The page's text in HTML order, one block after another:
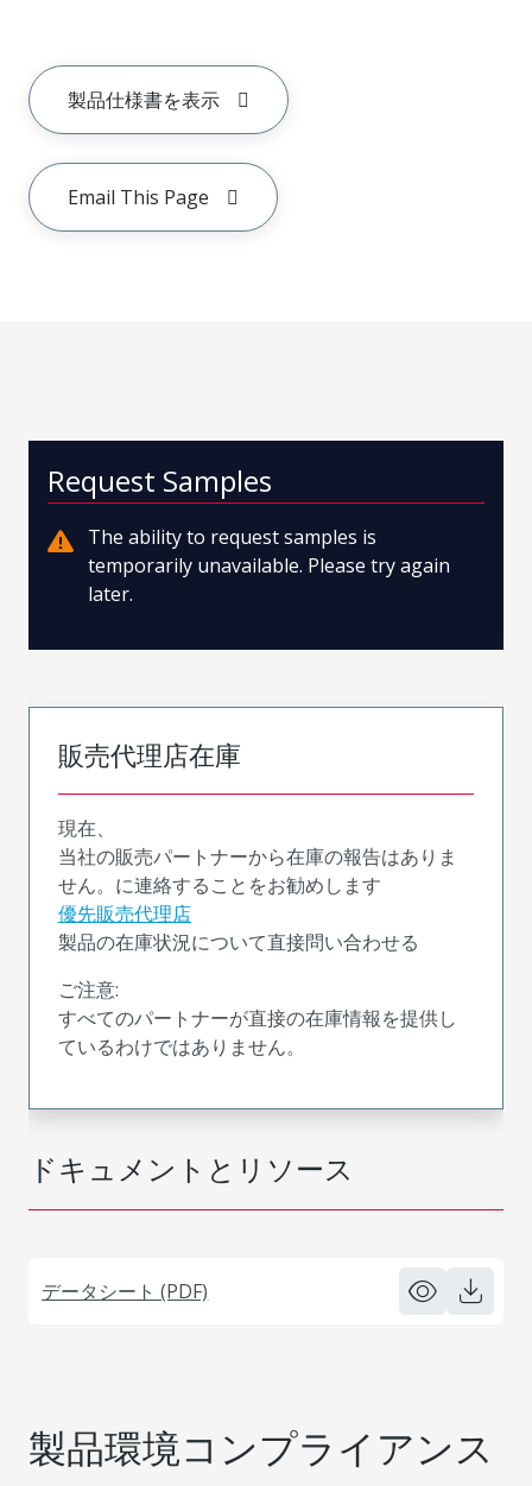
製品仕様書を表示
Email This Page
ドキュメントとリソース
データシート (PDF)
Request Samples
The ability to request samples is
temporarily unavailable. Please try again
later.
販売代理店在庫
現在、
当社の販売パートナーから在庫の報告はありま
せん。に連絡することをお勧めします
優先販売代理店
製品の在庫状況について直接問い合わせる
ご注意:
すべてのパートナーが直接の在庫情報を提供し
ているわけではありません。
製品環境コンプライアンス